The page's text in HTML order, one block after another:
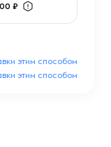
₽
этим способом
этим способом